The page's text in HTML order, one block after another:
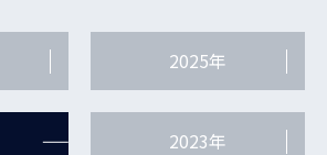
2025年
2023年